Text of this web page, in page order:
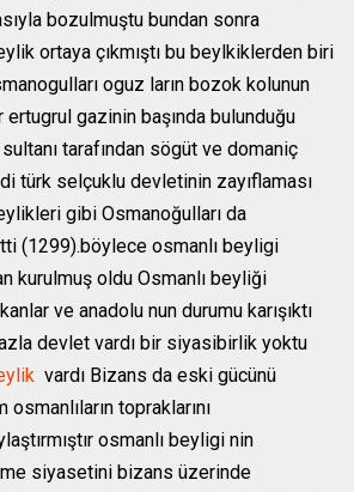
bozulmuştu bundan sonra
ortaya çıkmıştı bu beylkiklerden biri
oguz ların bozok kolunun
ertugrul gazinin başında bulunduğu
tarafından sögüt ve domaniç
türk selçuklu devletinin zayıflaması
gibi Osmanoğulları da
(1299).böylece osmanlı beyligi
kurulmuş oldu Osmanlı beyliği
ve anadolu nun durumu karışıktı
devlet vardı bir siyasibirlik yoktu
vardı Bizans da eski gücünü
topraklarını
osmanlı beyligi nin
siyasetini bizans üzerinde